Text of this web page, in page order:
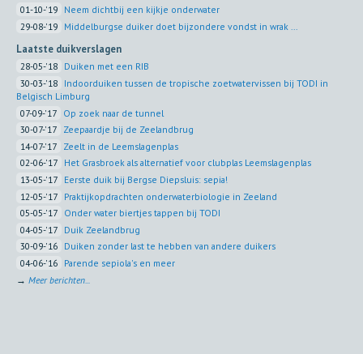
01-10-'19 Neem dichtbij een kijkje onderwater
29-08-'19 Middelburgse duiker doet bijzondere vondst in wrak ...
Laatste duikverslagen
28-05-'18 Duiken met een RIB
30-03-'18 Indoorduiken tussen de tropische zoetwatervissen bij TODI in
Belgisch Limburg
07-09-'17 Op zoek naar de tunnel
30-07-'17 Zeepaardje bij de Zeelandbrug
14-07-'17 Zeelt in de Leemslagenplas
02-06-'17 Het Grasbroek als alternatief voor clubplas Leemslagenplas
13-05-'17 Eerste duik bij Bergse Diepsluis: sepia!
12-05-'17 Praktijkopdrachten onderwaterbiologie in Zeeland
05-05-'17 Onder water biertjes tappen bij TODI
04-05-'17 Duik Zeelandbrug
30-09-'16 Duiken zonder last te hebben van andere duikers
04-06-'16 Parende sepiola's en meer
→ Meer berichten...